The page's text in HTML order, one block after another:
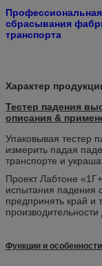
сбрасывания
транспорта
Характер
Тестер падения
описания &
Упаковывая тестер
измерить падая
транспорте и
Проект Лабтоне
испытания падения
предпринять край и
производительности
Функции и особенности